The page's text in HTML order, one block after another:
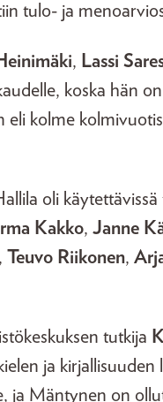
tulo- ja
, Lassi
koska hän
eli kolme
oli käytettävissä
Irma Kakko, Janne
, Teuvo Riikonen,
tutkija
ja
ja Mäntynen on